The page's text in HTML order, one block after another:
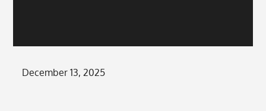
Posted
December 13, 2025